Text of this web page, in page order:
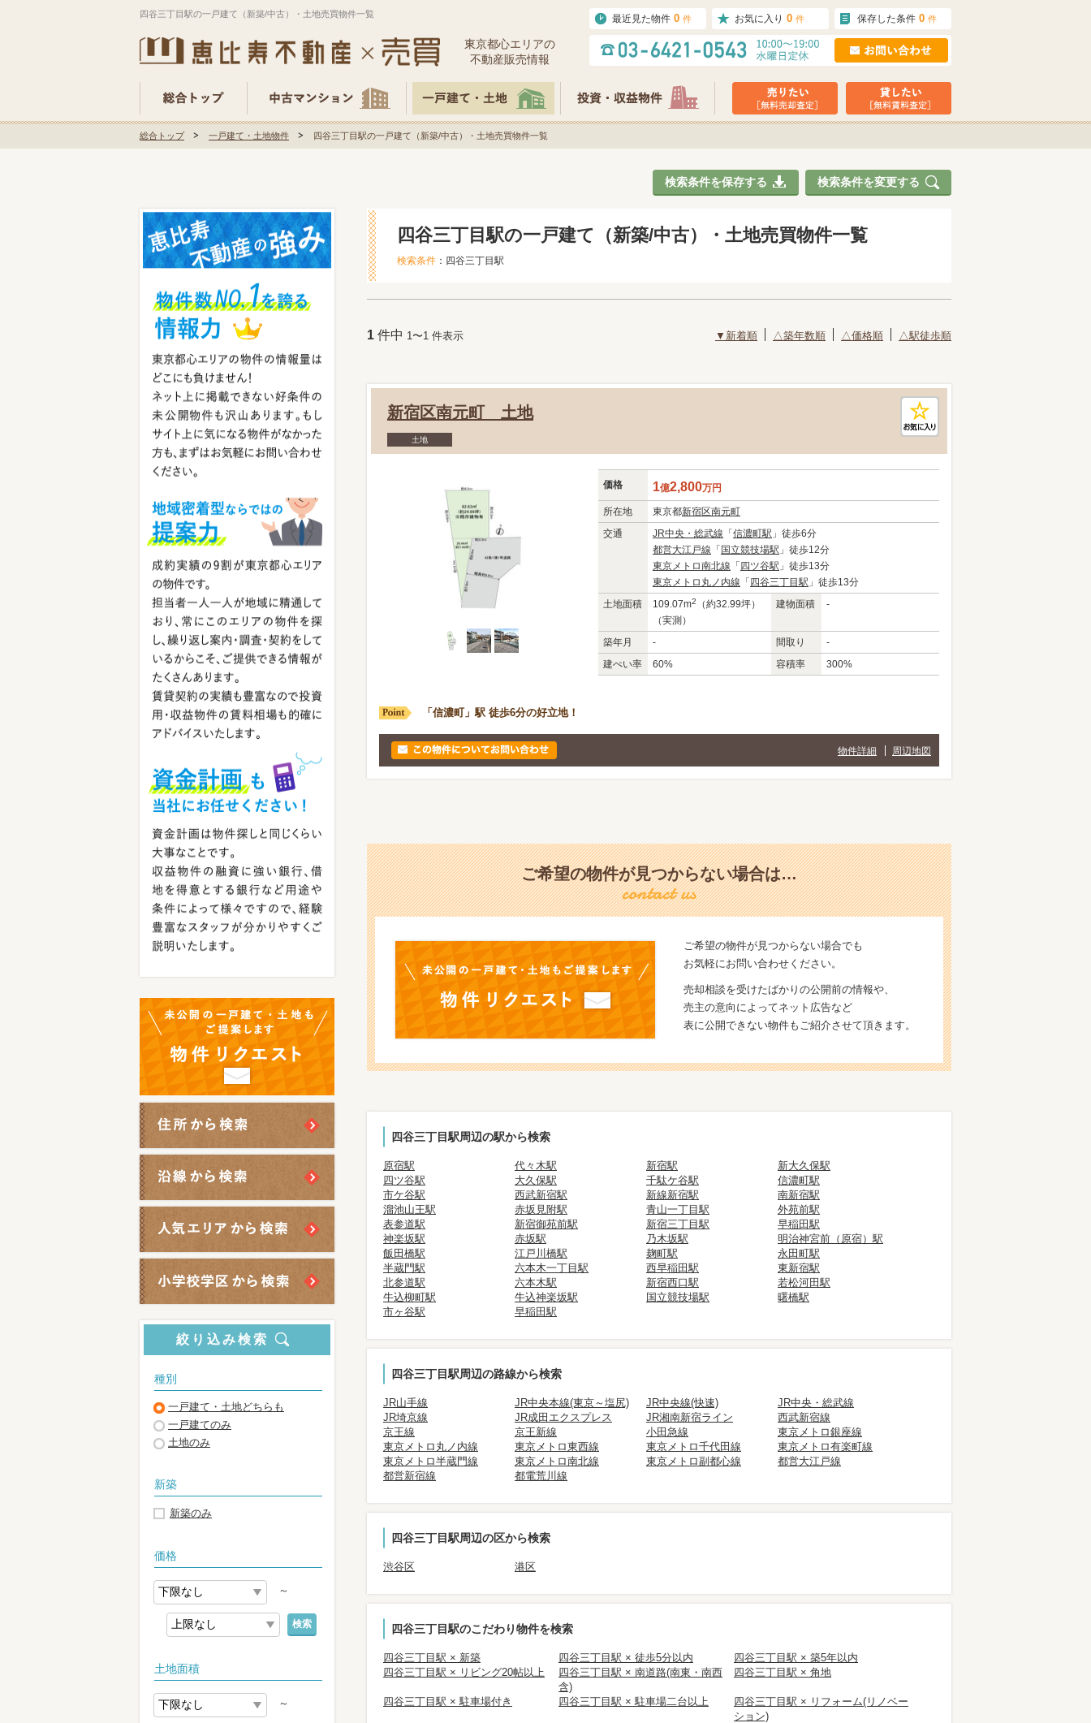
四谷三丁目駅の一戸建て（新築/中古）・土地売買物件一覧
東京都⼼エリアの
不動産販売情報
最近見た物件 0 件 お気に入り 0 件 保存した条件 0 件
総合トップ 一戸建て・土地物件 四谷三丁目駅の一戸建て（新築/中古）・土地売買物件一覧
検索条件を変更する
検索条件を保存する
絞り込み検索
種別
一戸建て・土地どちらも
一戸建てのみ
土地のみ
新築
新築のみ
価格
～
検索
土地面積
～
四谷三丁目駅の一戸建て（新築/中古）・土地売買物件一覧
検索条件 ：四谷三丁目駅
1 件中 1〜1 件表示 ▼新着順 △築年数順 △価格順 △駅徒歩順
新宿区南元町 土地
土地
価格 1億2,800万円
所在地 東京都新宿区南元町
交通
JR中央・総武線 「 信濃町駅 」徒歩6分
都営大江戸線 「 国立競技場駅 」徒歩12分
東京メトロ南北線 「 四ツ谷駅 」徒歩13分
東京メトロ丸ノ内線 「 四谷三丁目駅 」徒歩13分
土地面積
109.07m2
（約32.99坪）
（実測）
建物面積 -
築年月 - 間取り
-
建ぺい率
60% 容積率 300%
「信濃町」駅 徒歩6分の好立地！
物件詳細 周辺地図
ご希望の物件が見つからない場合は…
ご希望の物件が見つからない場合でも
お気軽にお問い合わせください。
売却相談を受けたばかりの公開前の情報や、
売主の意向によってネット広告など
表に公開できない物件もご紹介させて頂きます。
四谷三丁目駅周辺の駅から検索
原宿駅 代々木駅 新宿駅
新大久保駅
四ツ谷駅
大久保駅 千駄ケ谷駅
信濃町駅
市ケ谷駅
西武新宿駅 新線新宿駅
南新宿駅
溜池山王駅
赤坂見附駅 青山一丁目駅
外苑前駅
表参道駅
新宿御苑前駅 新宿三丁目駅
早稲田駅
神楽坂駅
赤坂駅 乃木坂駅
明治神宮前（原宿）駅
飯田橋駅
江戸川橋駅 麹町駅
永田町駅
半蔵門駅
六本木一丁目駅 西早稲田駅
東新宿駅
北参道駅
六本木駅 新宿西口駅
若松河田駅
牛込柳町駅
牛込神楽坂駅 国立競技場駅
曙橋駅
市ヶ谷駅
早稲田駅
四谷三丁目駅周辺の路線から検索
JR山手線 JR中央本線(東京～塩尻) JR中央線(快速)
JR中央・総武線
JR埼京線
JR成田エクスプレス JR湘南新宿ライン
西武新宿線
京王線
京王新線 小田急線
東京メトロ銀座線
東京メトロ丸ノ内線
東京メトロ東西線 東京メトロ千代田線
東京メトロ有楽町線
東京メトロ半蔵門線
東京メトロ南北線 東京メトロ副都心線
都営大江戸線
都営新宿線
都電荒川線
四谷三丁目駅周辺の区から検索
渋谷区 港区
四谷三丁目駅のこだわり物件を検索
四谷三丁目駅 × 新築 四谷三丁目駅 × 徒歩5分以内
四谷三丁目駅 × 築5年以内
四谷三丁目駅 × リビング20帖以上
四谷三丁目駅 × 南道路(南東・南西
含)
四谷三丁目駅 × 角地
四谷三丁目駅 × 駐車場付き 四谷三丁目駅 × 駐車場二台以上
四谷三丁目駅 × リフォーム(リノベー
ション)